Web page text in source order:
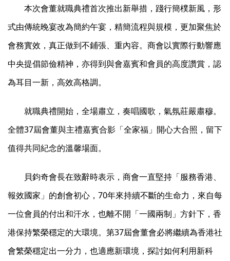
本次會董就職典禮首次推出新舉措，踐行簡樸新風，形
式由傳統晚宴改為簡約午宴，精簡流程與規模，更加聚焦於
會務實效，真正做到不鋪張、重內容。商會以實際行動響應
中央提倡節儉精神，亦得到與會嘉賓和會員的高度讚賞，認
為耳目一新，高效高格調。
就職典禮開始，全場肅立，奏唱國歌，氣氛莊嚴肅穆。
全體37屆會董與主禮嘉賓合影「全家福」開心大合照，留下
值得共同紀念的溫馨場面。
貝鈞奇會長在致辭時表示，商會一直堅持「服務香港、
報效國家」的創會初心，70年來持續不斷的生命力，來自每
一位會員的付出和汗水，也離不開「一國兩制」方針下，香
港保持繁榮穩定的大環境。第37屆會董會必將繼續為香港社
會繁榮穩定出一分力，也適應新環境，探討如何利用新科